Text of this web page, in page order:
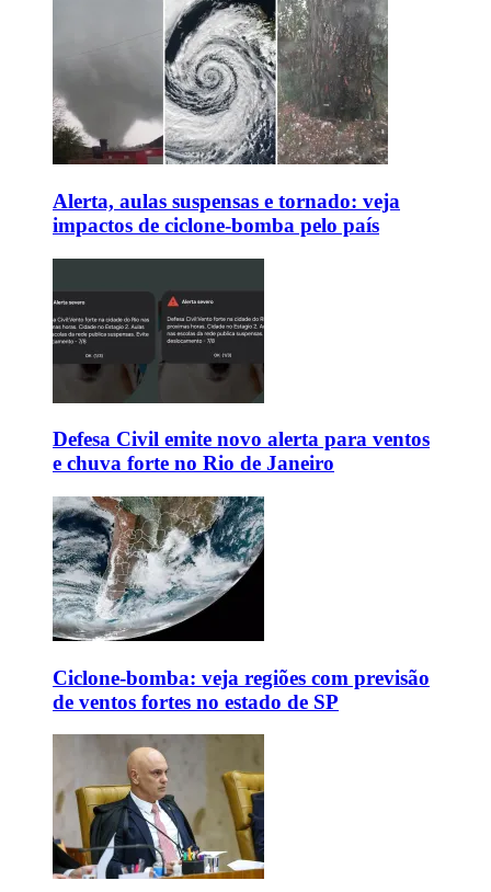
Alerta, aulas suspensas e tornado: veja
impactos de ciclone-bomba pelo país
Defesa Civil emite novo alerta para ventos
e chuva forte no Rio de Janeiro
Ciclone-bomba: veja regiões com previsão
de ventos fortes no estado de SP